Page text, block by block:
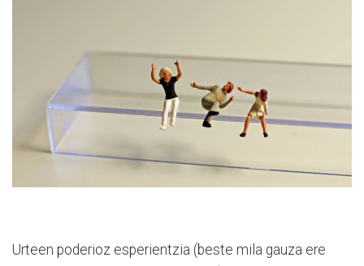
Urteen poderioz esperientzia (beste mila gauza ere